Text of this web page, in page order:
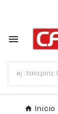

Inicio